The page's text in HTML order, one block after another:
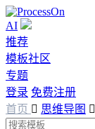
AI
推荐
模板社区
专题
登录 免费注册
首页  思维导图 